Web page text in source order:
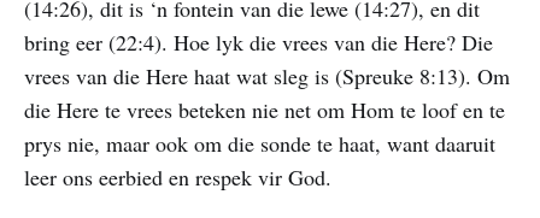
(14:26), dit is ‘n fontein van die lewe (14:27), en dit
bring eer (22:4). Hoe lyk die vrees van die Here? Die
vrees van die Here haat wat sleg is (Spreuke 8:13). Om
die Here te vrees beteken nie net om Hom te loof en te
prys nie, maar ook om die sonde te haat, want daaruit
leer ons eerbied en respek vir God.